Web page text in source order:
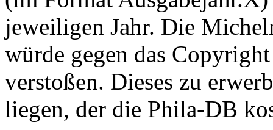
jeweiligen Jahr. Die
würde gegen das
verstoßen. Dieses zu
liegen, der die Phila-DB